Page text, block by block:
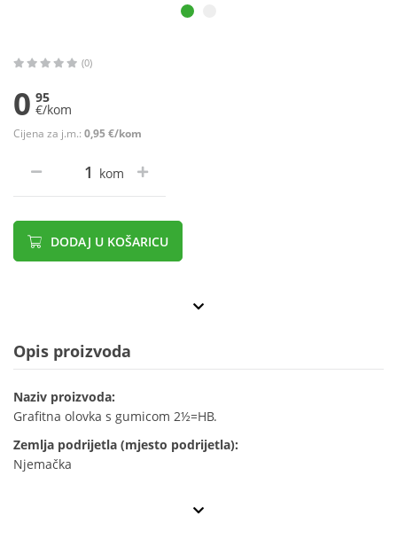
(0)
0 95
€/kom
Cijena za j.m.: 0,95 €/kom
kom
DODAJ U KOŠARICU
Opis proizvoda
Naziv proizvoda:
Grafitna olovka s gumicom 2½=HB.
Zemlja podrijetla (mjesto podrijetla):
Njemačka